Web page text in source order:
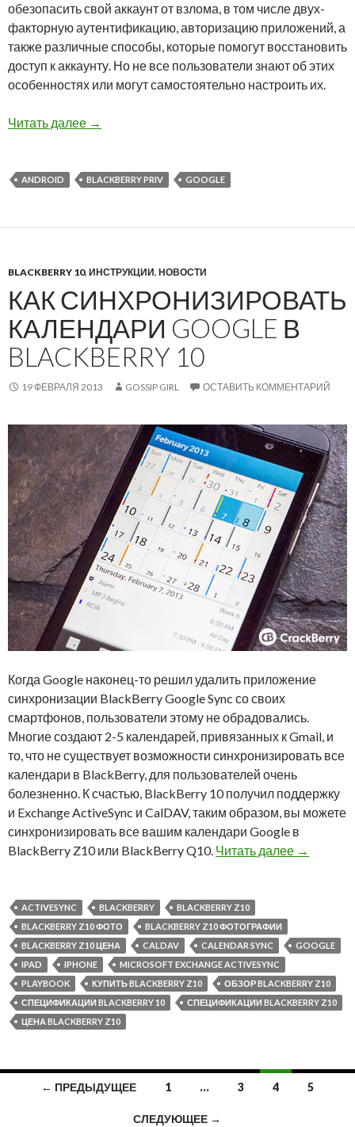
обезопасить свой аккаунт от взлома, в том числе двух-
факторную аутентификацию, авторизацию приложений, а
также различные способы, которые помогут восстановить
доступ к аккаунту. Но не все пользователи знают об этих
особенностях или могут самостоятельно настроить их.
Читать далее Google предоставляет 2GB за проверку
→
ANDROID BLACKBERRY PRIV GOOGLE
BLACKBERRY 10, ИНСТРУКЦИИ, НОВОСТИ
КАК СИНХРОНИЗИРОВАТЬ
КАЛЕНДАРИ GOOGLE В
BLACKBERRY 10
19 ФЕВРАЛЯ 2013 GOSSIP GIRL ОСТАВИТЬ КОММЕНТАРИЙ
Когда Google наконец-то решил удалить приложение
синхронизации BlackBerry Google Sync со своих
смартфонов, пользователи этому не обрадовались.
Многие создают 2-5 календарей, привязанных к Gmail, и
то, что не существует возможности синхронизировать все
календари в BlackBerry, для пользователей очень
болезненно. К счастью, BlackBerry 10 получил поддержку
и Exchange ActiveSync и CalDAV, таким образом, вы можете
синхронизировать все вашим календари Google в
BlackBerry Z10 или BlackBerry Q10. Читать далее Как
→
ACTIVESYNC BLACKBERRY
BLACKBERRY Z10
BLACKBERRY Z10 ФОТО
BLACKBERRY Z10 ФОТОГРАФИИ
BLACKBERRY Z10 ЦЕНА
CALDAV CALENDAR SYNC
GOOGLE
IPAD
IPHONE
MICROSOFT EXCHANGE ACTIVESYNC
PLAYBOOK
КУПИТЬ BLACKBERRY Z10
ОБЗОР BLACKBERRY Z10
СПЕЦИФИКАЦИИ BLACKBERRY 10
СПЕЦИФИКАЦИИ BLACKBERRY Z10
ЦЕНА BLACKBERRY Z10
Навигация
← ПРЕДЫДУЩЕЕ 1 … 3 4 5
СЛЕДУЮЩЕЕ →